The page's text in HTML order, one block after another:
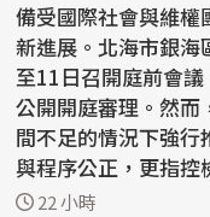
備受國際社會與維
新進展。北海市銀
至11日召開庭前會
公開開庭審理。然
間不足的情況下強
與程序公正，更指控
教活動...
22 小時